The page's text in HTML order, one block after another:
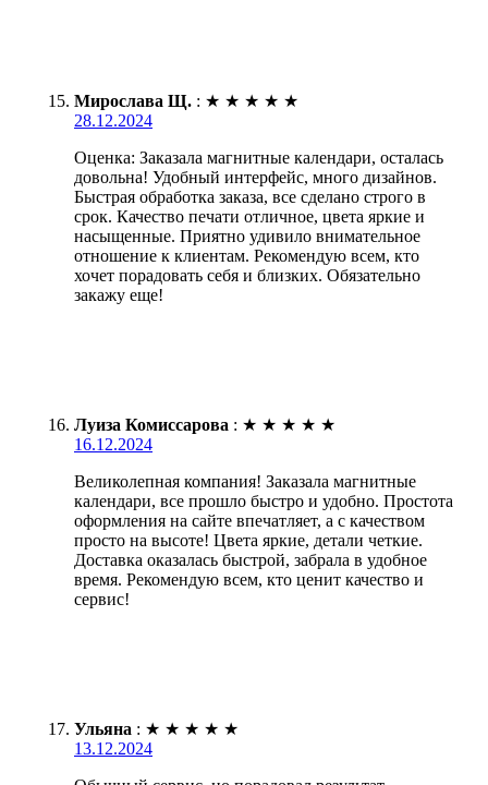
Мирослава Щ. : ★ ★ ★ ★ ★
28.12.2024
Оценка: Заказала магнитные календари, осталась
довольна! Удобный интерфейс, много дизайнов.
Быстрая обработка заказа, все сделано строго в
срок. Качество печати отличное, цвета яркие и
насыщенные. Приятно удивило внимательное
отношение к клиентам. Рекомендую всем, кто
хочет порадовать себя и близких. Обязательно
закажу еще!
Луиза Комиссарова : ★ ★ ★ ★ ★
16.12.2024
Великолепная компания! Заказала магнитные
календари, все прошло быстро и удобно. Простота
оформления на сайте впечатляет, а с качеством
просто на высоте! Цвета яркие, детали четкие.
Доставка оказалась быстрой, забрала в удобное
время. Рекомендую всем, кто ценит качество и
сервис!
Ульяна : ★ ★ ★ ★ ★
13.12.2024